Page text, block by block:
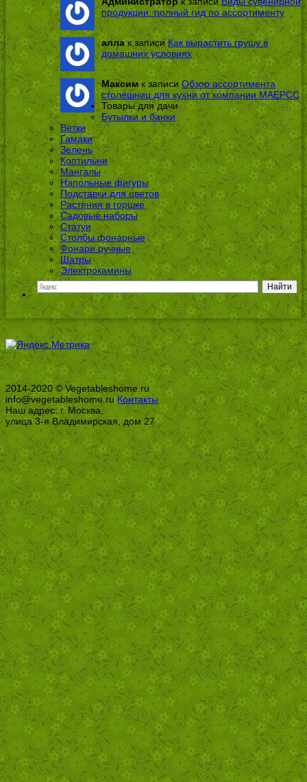
продукции: полный гид по ассортименту
аллак записиКак вырастить грушу в
домашних условиях
Максимк записи Обзор ассортимента
столешниц для кухни от компании МАЕРСС
Товары для дачи
Бутылки и банки
Ветки
Гамаки
Зелень
Коптильни
Мангалы
Напольные фигуры
Подставки для цветов
Растения в горшке
Садовые наборы
Статуи
Столбы фонарные
Фонари ручные
Шатры
Электрокамины
2014-2020 © Vegetableshome.ru
info@vegetableshome.ruКонтакты
Наш адрес: г. Москва,
улица 3-я Владимирская, дом 27